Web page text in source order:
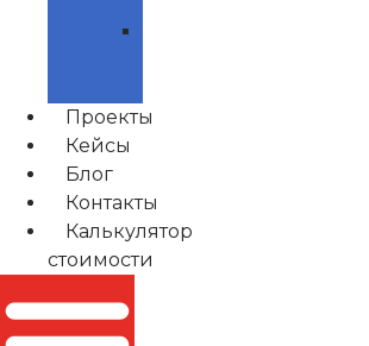
Проекты
Кейсы
Блог
Контакты
Калькулятор
стоимости